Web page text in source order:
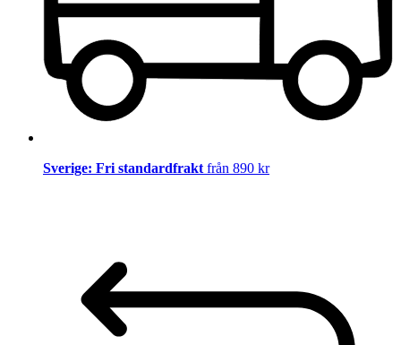
Sverige: Fri standardfrakt från 890 kr